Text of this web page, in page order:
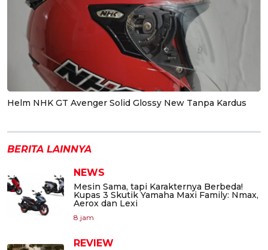
Helm NHK GT Avenger Solid Glossy New Tanpa Kardus
BERITA LAINNYA
NEWS
Mesin Sama, tapi Karakternya Berbeda!
Kupas 3 Skutik Yamaha Maxi Family: Nmax,
Aerox dan Lexi
8 jam
REVIEW